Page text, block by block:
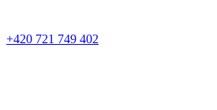
+420 721 749 402